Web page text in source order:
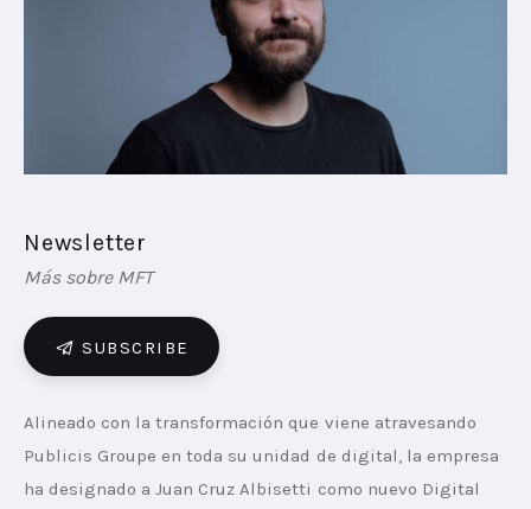
NOVEDADES DE LOS MIEMBROS
Newsletter
Más sobre MFT
SUBSCRIBE
Alineado con la transformación que viene atravesando
Publicis Groupe en toda su unidad de digital, la empresa
ha designado a Juan Cruz Albisetti como nuevo Digital